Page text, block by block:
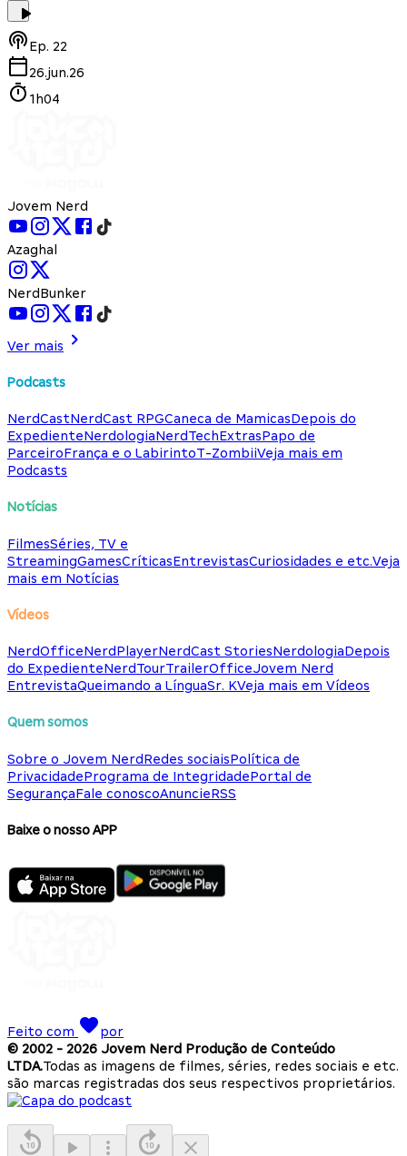
Ep. 22
26.jun.26
1h04
Jovem Nerd
Azaghal
NerdBunker
Ver mais
Podcasts
NerdCastNerdCast RPGCaneca de MamicasDepois do
ExpedienteNerdologiaNerdTechExtrasPapo de
ParceiroFrança e o LabirintoT-ZombiiVeja mais em
Podcasts
Notícias
FilmesSéries, TV e
StreamingGamesCríticasEntrevistasCuriosidades e etc.Veja
mais em Notícias
Vídeos
NerdOfficeNerdPlayerNerdCast StoriesNerdologiaDepois
do ExpedienteNerdTourTrailerOfficeJovem Nerd
EntrevistaQueimando a LínguaSr. KVeja mais em Vídeos
Quem somos
Sobre o Jovem NerdRedes sociaisPolítica de
PrivacidadePrograma de IntegridadePortal de
SegurançaFale conoscoAnuncieRSS
Baixe o nosso APP
Feito com
por
© 2002 - 2026 Jovem Nerd Produção de Conteúdo
LTDA.Todas as imagens de filmes, séries, redes sociais e etc.
são marcas registradas dos seus respectivos proprietários.